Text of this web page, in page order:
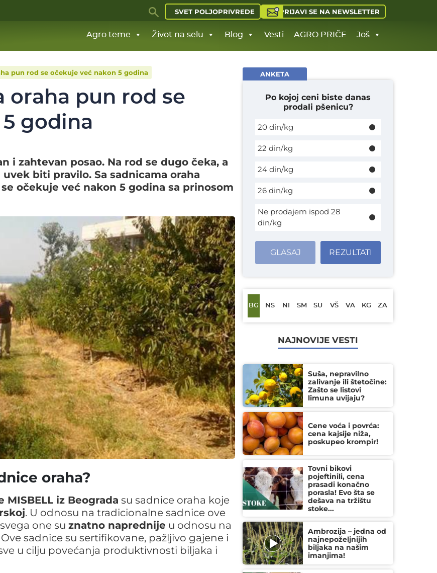
SVET POLJOPRIVREDE PRIJAVI SE NA NEWSLETTER
Agro teme Život na selu Blog Vesti AGRO PRIČE Još
pun rod se očekuje već nakon 5 godina
oraha pun rod se
godina
i zahtevan posao. Na rod se dugo čeka, a
biti pravilo. Sa sadnicama oraha
očekuje već nakon 5 godina sa prinosom
oraha?
MISBELL iz Beograda su sadnice oraha koje
. U odnosu na tradicionalne sadnice ove
one su znatno naprednije u odnosu na
sadnice su sertifikovane, pažljivo gajene i
u cilju povećanja produktivnosti biljaka i
ANKETA
Po kojoj ceni biste danas
prodali pšenicu?
20 din/kg
22 din/kg
24 din/kg
26 din/kg
Ne prodajem ispod 28
din/kg
GLASAJ REZULTATI
BG NS NI SM SU VŠ VA KG ZA
NAJNOVIJE VESTI
Suša, nepravilno
zalivanje ili štetočine:
Zašto se listovi
limuna uvijaju?
Cene voća i povrća:
cena kajsije niža,
poskupeo krompir!
Tovni bikovi
pojeftinili, cena
prasadi konačno
porasla! Evo šta se
dešava na tržištu
stoke...
Ambrozija – jedna od
najnepoželjnijih
biljaka na našim
imanjima!